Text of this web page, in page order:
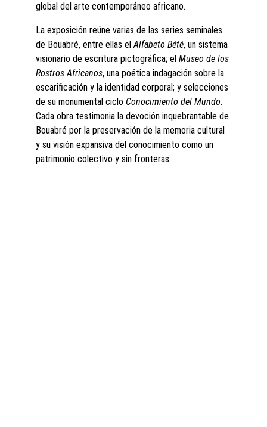
global del arte contemporáneo africano.
La exposición reúne varias de las series seminales
de Bouabré, entre ellas el Alfabeto Bété, un sistema
visionario de escritura pictográfica; el Museo de los
Rostros Africanos, una poética indagación sobre la
escarificación y la identidad corporal; y selecciones
de su monumental ciclo Conocimiento del Mundo.
Cada obra testimonia la devoción inquebrantable de
Bouabré por la preservación de la memoria cultural
y su visión expansiva del conocimiento como un
patrimonio colectivo y sin fronteras.